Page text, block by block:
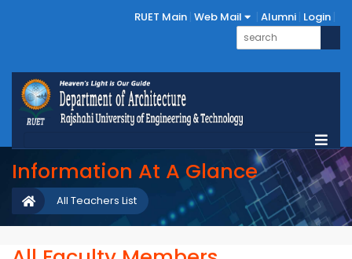
RUET Main Web Mail Alumni Login
Information At A Glance
All Teachers List